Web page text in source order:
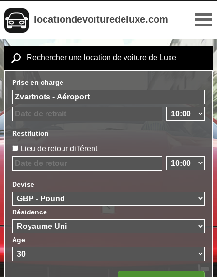
locationdevoituredeluxe.com
Rechercher une location de voiture de Luxe
Prise en charge
Restitution
Lieu de retour différent
Devise
Résidence
Age